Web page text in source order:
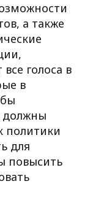
а также
голоса в
в
политики
для
повысить